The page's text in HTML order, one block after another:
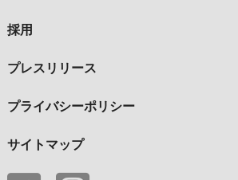
採用
プレスリリース
プライバシーポリシー
サイトマップ